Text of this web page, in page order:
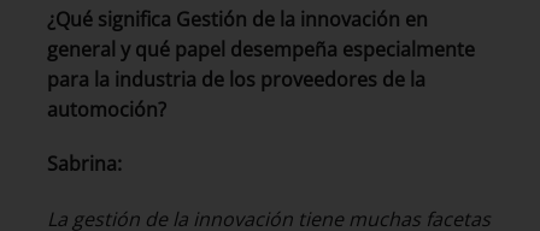
¿Qué significa Gestión de la innovación en
general y qué papel desempeña especialmente
para la industria de los proveedores de la
automoción?
Sabrina:
La gestión de la innovación tiene muchas facetas